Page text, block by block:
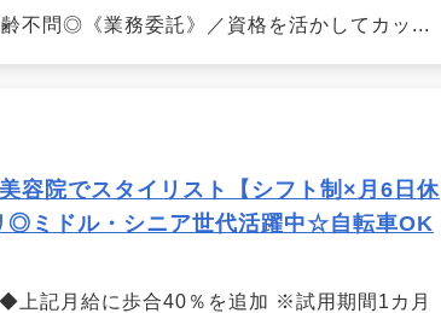
不問◎《業務委託》／資格を活かしてカッ...
容院でスタイリスト【シフト制×月6日休
◎ミドル・シニア世代活躍中☆自転車OK
記月給に歩合40％を追加 ※試用期間1カ月